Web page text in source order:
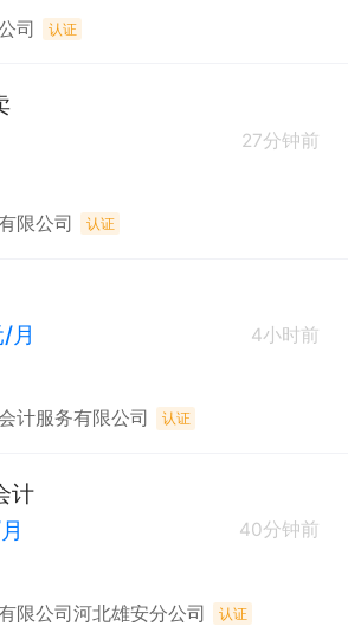
司 认证
27分钟前
限公司 认证
月
4小时前
计服务有限公司 认证
计
40分钟前
限公司河北雄安分公司 认证